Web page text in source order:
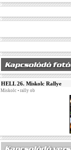
HELL 26. Miskolc Rallye
Miskolc • rally ob